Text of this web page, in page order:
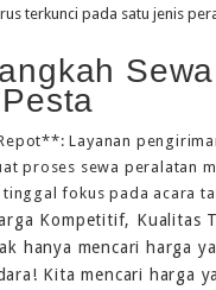
terkunci pada satu jenis
Layanan
proses sewa peralatan
tinggal fokus pada acara
Kompetitif, Kualitas
hanya mencari harga
Kita mencari harga